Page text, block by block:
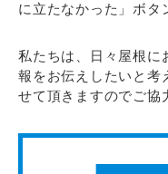
に立たなかった」ボタ
私たちは、日々屋根に
報をお伝えしたいと考
せて頂きますのでご協